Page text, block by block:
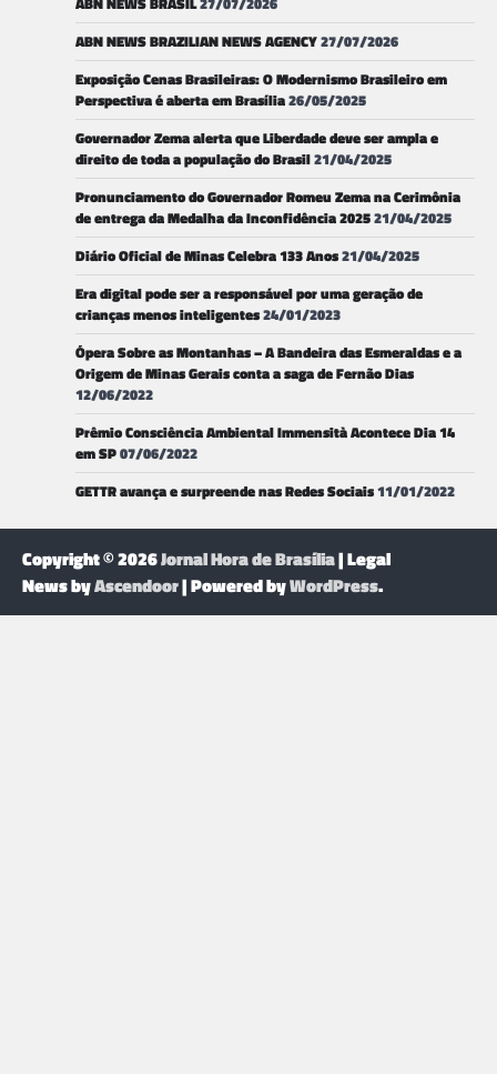
ABN NEWS BRAZILIAN NEWS AGENCY27/07/2026
Exposição Cenas Brasileiras: O Modernismo Brasileiro em
Perspectiva é aberta em Brasília26/05/2025
Governador Zema alerta que Liberdade deve ser ampla e
direito de toda a população do Brasil21/04/2025
Pronunciamento do Governador Romeu Zema na Cerimônia
de entrega da Medalha da Inconfidência 202521/04/2025
Diário Oficial de Minas Celebra 133 Anos21/04/2025
Era digital pode ser a responsável por uma geração de
crianças menos inteligentes24/01/2023
Ópera Sobre as Montanhas – A Bandeira das Esmeraldas e a
Origem de Minas Gerais conta a saga de Fernão Dias
12/06/2022
Prêmio Consciência Ambiental Immensità Acontece Dia 14
em SP07/06/2022
GETTR avança e surpreende nas Redes Sociais11/01/2022
Copyright © 2026Jornal Hora de Brasília| Legal
News byAscendoor| Powered byWordPress.